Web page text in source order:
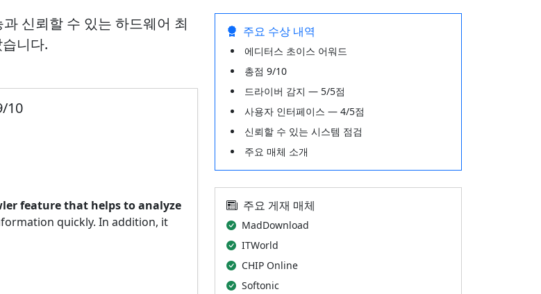
신뢰할 수 있는 하드웨어 최
니다.
10
feature that helps to analyze
quickly. In addition, it
주요 수상 내역
에디터스 초이스 어워드
총점 9/10
드라이버 감지 — 5/5점
사용자 인터페이스 — 4/5점
신뢰할 수 있는 시스템 점검
주요 매체 소개
주요 게재 매체
MadDownload
ITWorld
CHIP Online
Softonic